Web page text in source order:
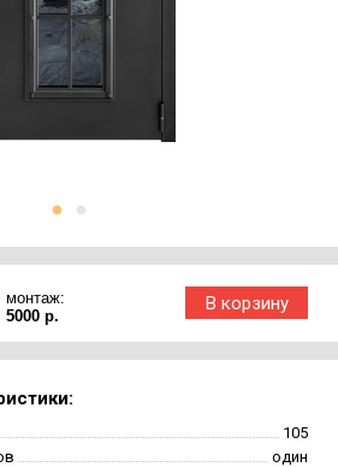
монтаж:
5000 р.
105
один